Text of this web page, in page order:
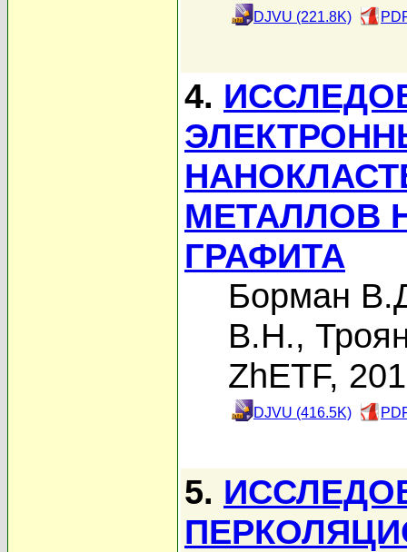
DJVU (221.8K)
4.
МЕТАЛЛОВ
ГРАФИТА
Борман
В.Н.,
ZhETF,
DJVU (416.5K)
5.